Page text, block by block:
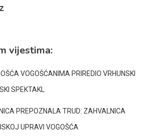
vijestima:
VOGOŠĆANIMA PRIREDIO VRHUNSKI
SPEKTAKL
PREPOZNALA TRUD: ZAHVALNICA
UPRAVI VOGOŠĆA